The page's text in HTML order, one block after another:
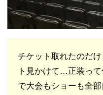
チケット取れたのだ
ト見かけて…正装っ
で大会もショーも全